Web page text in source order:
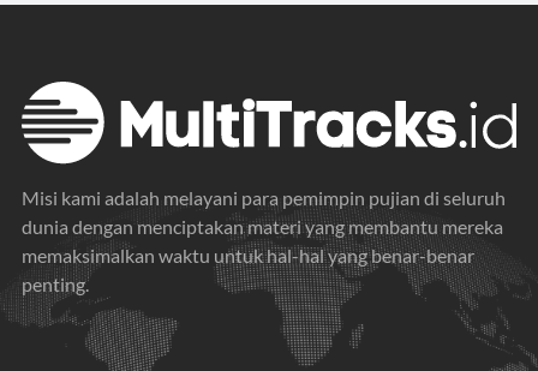
Misi kami adalah melayani para pemimpin pujian di seluruh
dunia dengan menciptakan materi yang membantu mereka
memaksimalkan waktu untuk hal-hal yang benar-benar
penting.